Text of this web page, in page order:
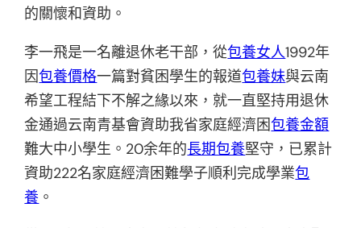
的關懷和資助。
李一飛是一名離退休老干部，從包養女人1992年
因包養價格一篇對貧困學生的報道包養妹與云南
希望工程結下不解之緣以來，就一直堅持用退休
金通過云南青基會資助我省家庭經濟困包養金額
難大中小學生。20余年的長期包養堅守，已累計
資助222名家庭經濟困難學子順利完成學業包
養 。